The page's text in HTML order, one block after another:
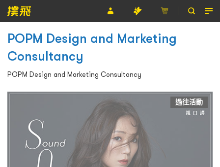
節目
主辦單位
關於撲飛
POPM Design and Marketing
Consultancy
POPM Design and Marketing Consultancy
過往活動